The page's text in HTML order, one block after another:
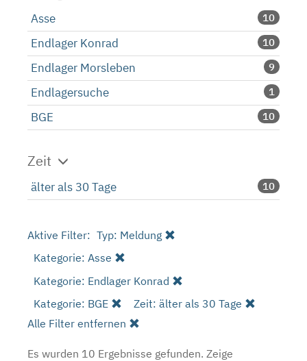
Asse 10
Endlager Konrad 10
Endlager Morsleben 9
Endlagersuche 1
BGE 10
Zeit
älter als 30 Tage 10
Aktive Filter: Typ: Meldung
Kategorie: Asse
Kategorie: Endlager Konrad
Kategorie: BGE
Zeit: älter als 30 Tage
Alle Filter entfernen
Es wurden 10 Ergebnisse gefunden. Zeige